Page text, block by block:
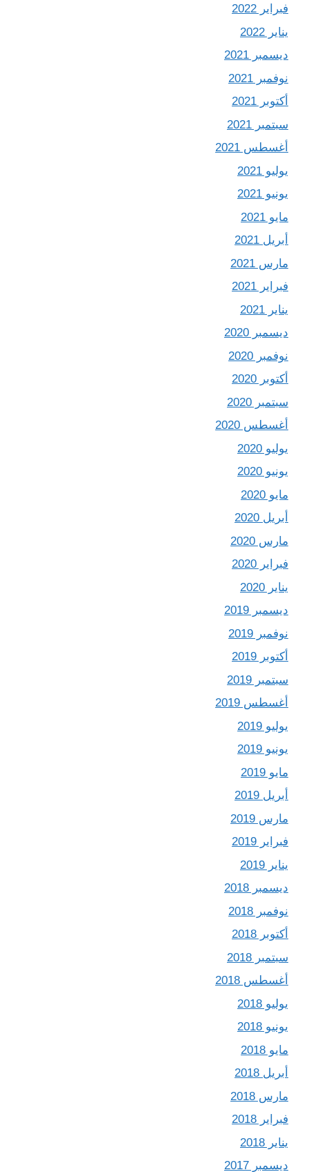
فبراير 2022
يناير 2022
ديسمبر 2021
نوفمبر 2021
أكتوبر 2021
سبتمبر 2021
أغسطس 2021
يوليو 2021
يونيو 2021
مايو 2021
أبريل 2021
مارس 2021
فبراير 2021
يناير 2021
ديسمبر 2020
نوفمبر 2020
أكتوبر 2020
سبتمبر 2020
أغسطس 2020
يوليو 2020
يونيو 2020
مايو 2020
أبريل 2020
مارس 2020
فبراير 2020
يناير 2020
ديسمبر 2019
نوفمبر 2019
أكتوبر 2019
سبتمبر 2019
أغسطس 2019
يوليو 2019
يونيو 2019
مايو 2019
أبريل 2019
مارس 2019
فبراير 2019
يناير 2019
ديسمبر 2018
نوفمبر 2018
أكتوبر 2018
سبتمبر 2018
أغسطس 2018
يوليو 2018
يونيو 2018
مايو 2018
أبريل 2018
مارس 2018
فبراير 2018
يناير 2018
ديسمبر 2017